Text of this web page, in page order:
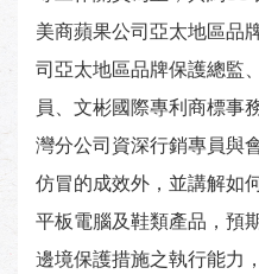
美商蘋果公司亞太地區品
司亞太地區品牌保護總監
員、文彬國際專利商標事
灣分公司資深行銷專員與
仿冒的成效外，並講解如
平板電腦及鞋類產品，預
邊境保護措施之執行能力